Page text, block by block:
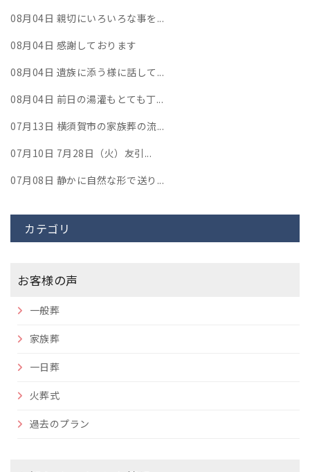
08月04日 親切にいろいろな事を...
08月04日 感謝しております
08月04日 遺族に添う様に話して...
08月04日 前日の湯灌もとても丁...
07月13日 横須賀市の家族葬の流...
07月10日 7月28日（火）友引...
07月08日 静かに自然な形で送り...
カテゴリ
お客様の声
一般葬
家族葬
一日葬
火葬式
過去のプラン